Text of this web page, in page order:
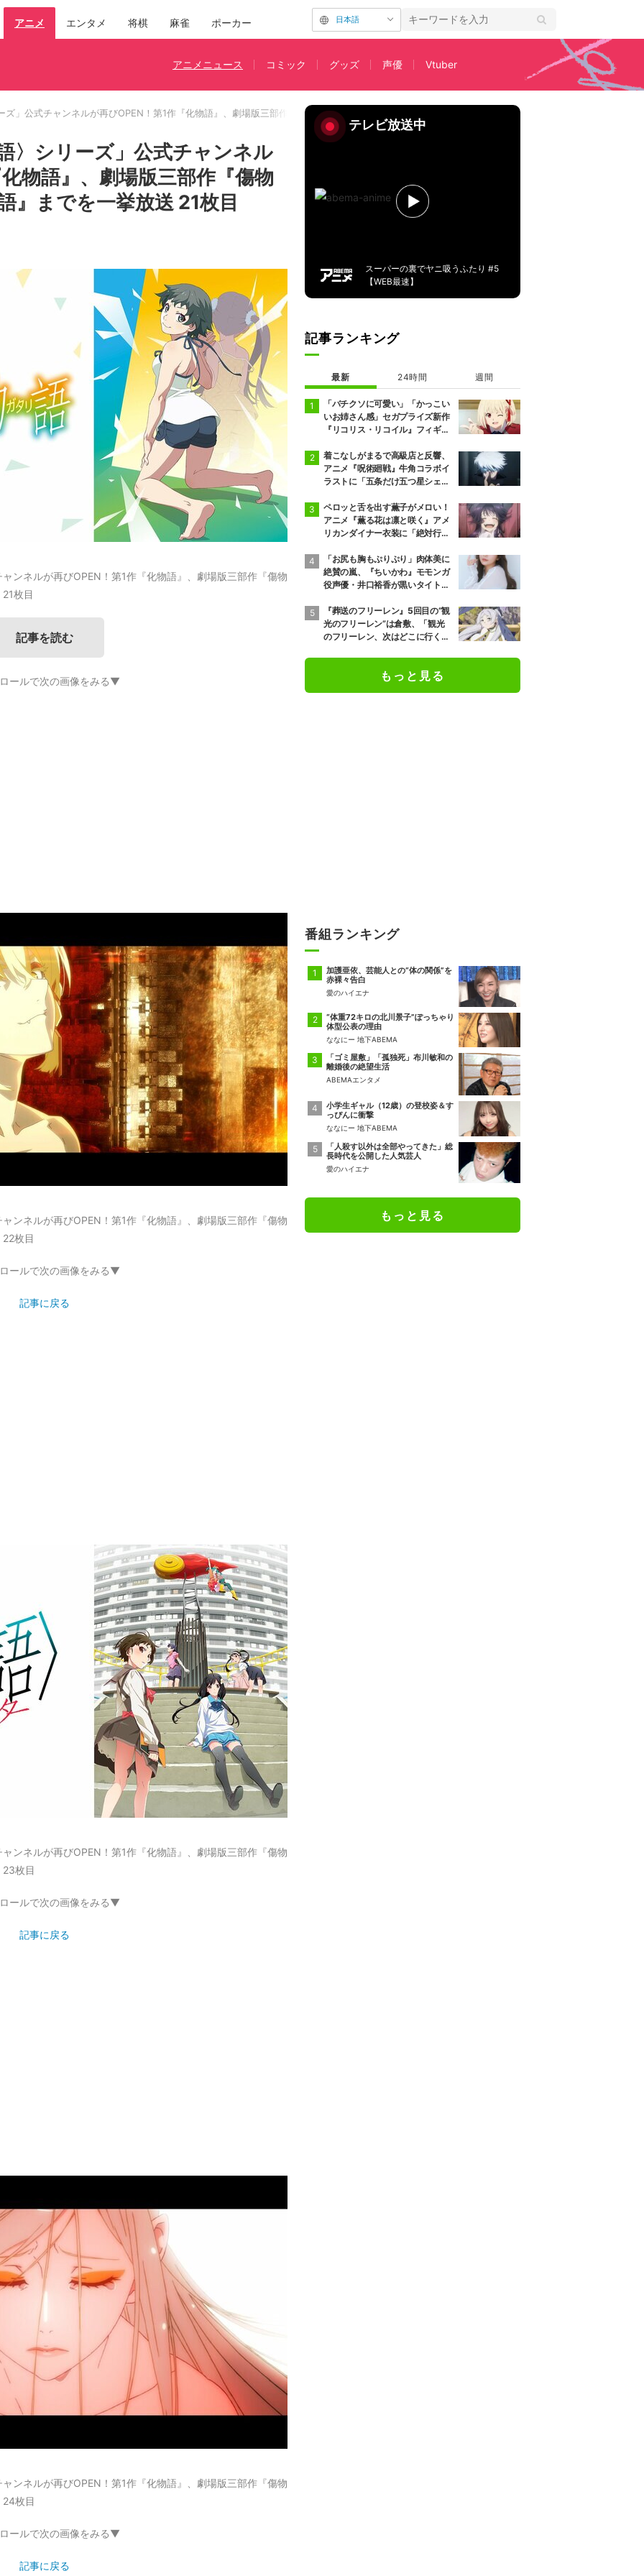
アニメ エンタメ 将棋 麻雀 ポーカー 日本語
アニメニュース コミック グッズ 声優 Vtuber
ズ」公式チャンネルが再びOPEN！第1作『化物語』、劇場版三部作『傷物語』から最新作『業物語』までを一挙放送
〉シリーズ」公式チャンネル
物語』、劇場版三部作『傷物
』までを一挙放送 21枚目
ンネルが再びOPEN！第1作『化物語』、劇場版三部作『傷物
枚目
記事を読む
ールで次の画像をみる▼
ンネルが再びOPEN！第1作『化物語』、劇場版三部作『傷物
枚目
ールで次の画像をみる▼
記事に戻る
ンネルが再びOPEN！第1作『化物語』、劇場版三部作『傷物
枚目
ールで次の画像をみる▼
記事に戻る
ンネルが再びOPEN！第1作『化物語』、劇場版三部作『傷物
枚目
ールで次の画像をみる▼
記事に戻る
テレビ放送中
スーパーの裏でヤニ吸うふたり #5
【WEB最速】
記事ランキング
最新 24時間 週間
「バチクソに可愛い」「かっこい
いお姉さん感」セガプライズ新作
『リコリス・リコイル』フィギュ
着こなしがまるで高級店と反響、
アニメ『呪術廻戦』牛角コラボイ
ラストに「五条だけ五つ星シェ
ペロッと舌を出す薫子がメロい！
アニメ『薫る花は凛と咲く』アメ
リカンダイナー衣装に「絶対行き
「お尻も胸もぷりぷり」肉体美に
絶賛の嵐、『ちいかわ』モモンガ
役声優・井口裕香が黒いタイトウ
『葬送のフリーレン』5回目の“観
光のフリーレン”は倉敷、「観光
のフリーレン、次はどこに行くの
もっと見る
番組ランキング
加護亜依、芸能人との“体の関係”を
赤裸々告白
愛のハイエナ
“体重72キロの北川景子”ぽっちゃり
体型公表の理由
ななにー 地下ABEMA
「ゴミ屋敷」「孤独死」布川敏和の
離婚後の絶望生活
ABEMAエンタメ
小学生ギャル（12歳）の登校姿＆す
っぴんに衝撃
ななにー 地下ABEMA
「人殺す以外は全部やってきた」総
長時代を公開した人気芸人
愛のハイエナ
もっと見る